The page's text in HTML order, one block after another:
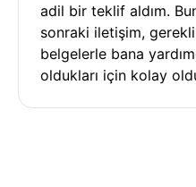
adil bir teklif aldım.
sonraki iletişim,
belgelerle bana
oldukları için kolay